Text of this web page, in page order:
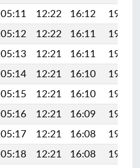
05:11 12:22 16:12
19:23
05:12 12:22 16:11
19:22
05:13 12:21 16:11
19:20
05:14 12:21 16:10
19:19
05:15 12:21 16:10
19:18
05:16 12:21 16:09
19:16
05:17 12:21 16:08
19:15
05:18 12:21 16:08
19:14